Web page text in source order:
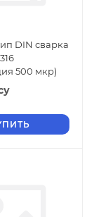
DIN сварка
500 мкр)